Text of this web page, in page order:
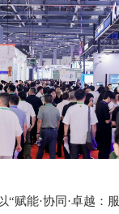
“赋能·协同·卓越：